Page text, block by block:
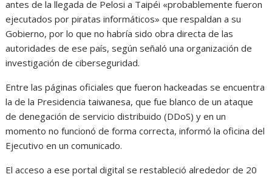
antes de la llegada de Pelosi a Taipéi «probablemente fueron
ejecutados por piratas informáticos» que respaldan a su
Gobierno, por lo que no habría sido obra directa de las
autoridades de ese país, según señaló una organización de
investigación de ciberseguridad.
Entre las páginas oficiales que fueron hackeadas se encuentra
la de la Presidencia taiwanesa, que fue blanco de un ataque
de denegación de servicio distribuido (DDoS) y en un
momento no funcionó de forma correcta, informó la oficina del
Ejecutivo en un comunicado.
El acceso a ese portal digital se restableció alrededor de 20